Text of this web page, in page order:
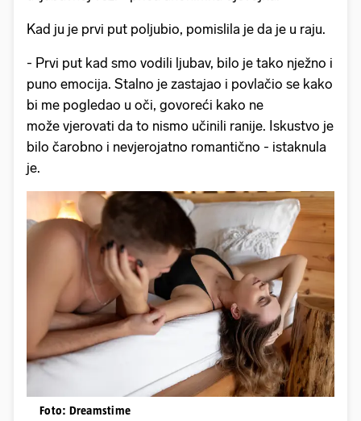
Kad ju je prvi put poljubio, pomislila je da je u raju.
- Prvi put kad smo vodili ljubav, bilo je tako nježno i
puno emocija. Stalno je zastajao i povlačio se kako
bi me pogledao u oči, govoreći kako ne
može vjerovati da to nismo učinili ranije. Iskustvo je
bilo čarobno i nevjerojatno romantično - istaknula
je.
Foto: Dreamstime